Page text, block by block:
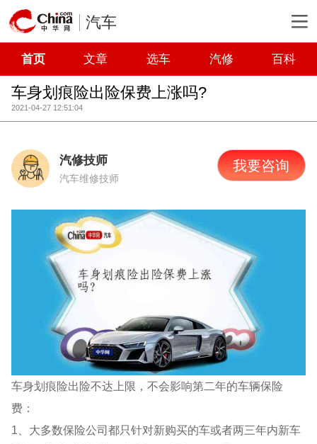
汽车
首页 文章 选车 汽修 百科
车身划痕险出险保费上涨吗?
2021-04-27 12:51:04
汽修技师
汽车维修技师
我要咨询
车身划痕险出险不达上限，不会影响第二年的车辆保险
费：
1、大多数保险公司都只针对新购买的车或者两三年内新车